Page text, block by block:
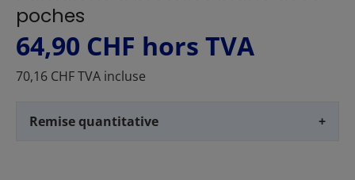
poches
64,90 CHF hors TVA
70,16 CHF TVA incluse
Remise quantitative +